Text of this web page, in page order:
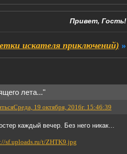
Привет, Гость!
искателя приключений) »
лета..."
Среда, 19 октября, 2016г. 15:46:39
каждый вечер. Без него никак...